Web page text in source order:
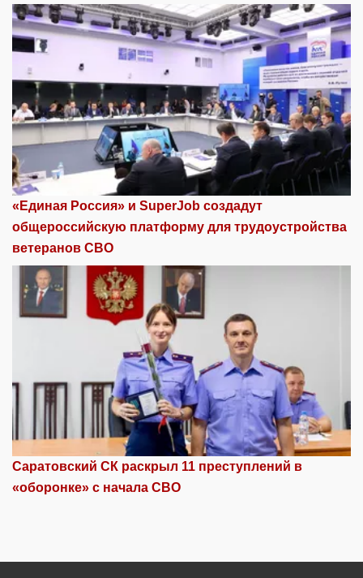
«Единая Россия» и SuperJob создадут
общероссийскую платформу для трудоустройства
ветеранов СВО
Саратовский СК раскрыл 11 преступлений в
«оборонке» с начала СВО